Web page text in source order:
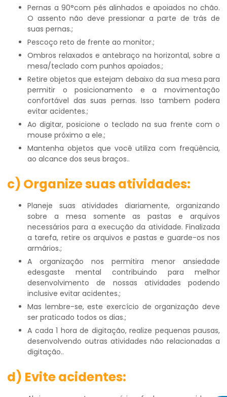
Pernas a 90°com pés alinhados e apoiados no chão.
O assento não deve pressionar a parte de trás de
suas pernas.;
Pescoço reto de frente ao monitor.;
Ombros relaxados e antebraço na horizontal, sobre a
mesa/teclado com punhos apoiados.;
Retire objetos que estejam debaixo da sua mesa para
permitir o posicionamento e a movimentação
confortável das suas pernas. Isso tambem podera
evitar acidentes.;
Ao digitar, posicione o teclado na sua frente com o
mouse próximo a ele.;
Mantenha objetos que você utiliza com freqüência,
ao alcance dos seus braços..
c) Organize suas atividades:
Planeje suas atividades diariamente, organizando
sobre a mesa somente as pastas e arquivos
necessários para a execução da atividade. Finalizada
a tarefa, retire os arquivos e pastas e guarde-os nos
armários.;
A organização nos permitira menor ansiedade
edesgaste mental contribuindo para melhor
desenvolvimento de nossas atividades podendo
inclusive evitar acidentes.;
Mas lembre-se, este exercício de organização deve
ser praticado todos os dias.;
A cada 1 hora de digitação, realize pequenas pausas,
desenvolvendo outras atividades não relacionadas a
digitação..
d) Evite acidentes: